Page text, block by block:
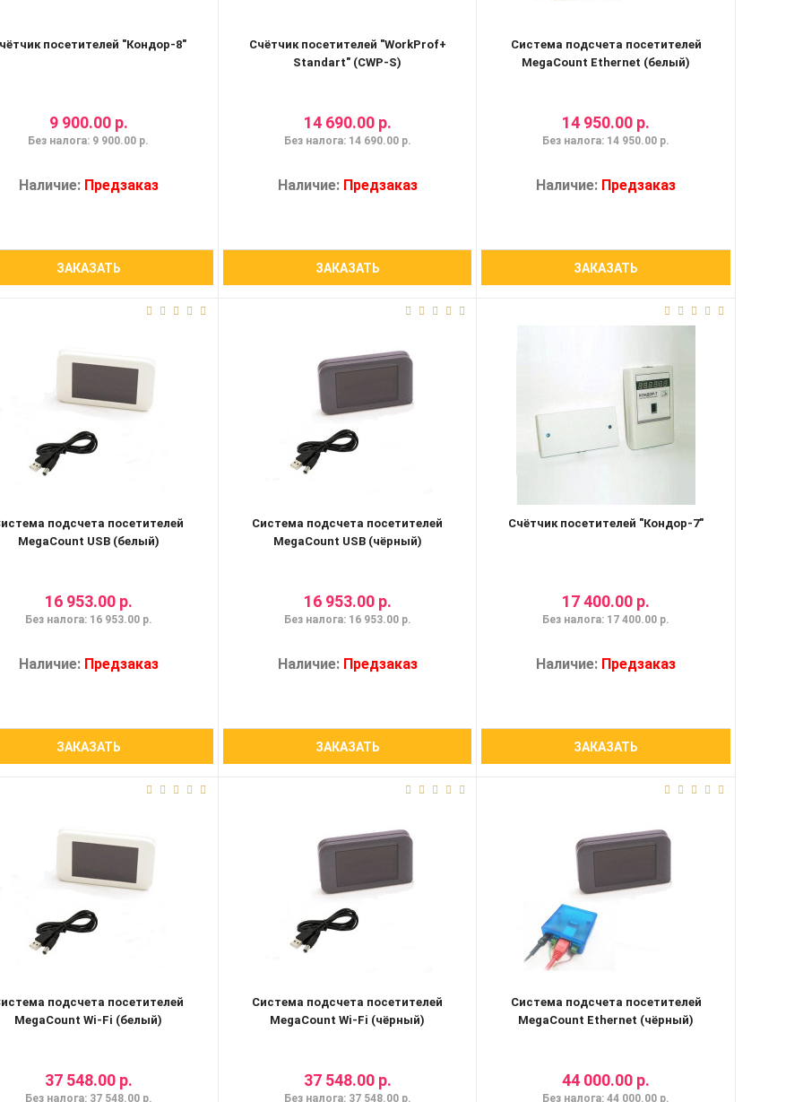
посетителей "Кондор-8"
9 900.00 р.
Без налога: 9 900.00 р.
Наличие: Предзаказ
ЗАКАЗАТЬ
Счётчик посетителей "WorkProf+
Standart" (CWP-S)
14 690.00 р.
Без налога: 14 690.00 р.
Наличие: Предзаказ
ЗАКАЗАТЬ
Система подсчета посетителей
MegaCount Ethernet (белый)
14 950.00 р.
Без налога: 14 950.00 р.
Наличие: Предзаказ
ЗАКАЗАТЬ
подсчета посетителей
MegaCount USB (белый)
16 953.00 р.
Без налога: 16 953.00 р.
Наличие: Предзаказ
ЗАКАЗАТЬ
Система подсчета посетителей
MegaCount USB (чёрный)
16 953.00 р.
Без налога: 16 953.00 р.
Наличие: Предзаказ
ЗАКАЗАТЬ
Счётчик посетителей "Кондор-7"
17 400.00 р.
Без налога: 17 400.00 р.
Наличие: Предзаказ
ЗАКАЗАТЬ
подсчета посетителей
MegaCount Wi-Fi (белый)
37 548.00 р.
Без налога: 37 548.00 р.
Система подсчета посетителей
MegaCount Wi-Fi (чёрный)
37 548.00 р.
Без налога: 37 548.00 р.
Система подсчета посетителей
MegaCount Ethernet (чёрный)
44 000.00 р.
Без налога: 44 000.00 р.